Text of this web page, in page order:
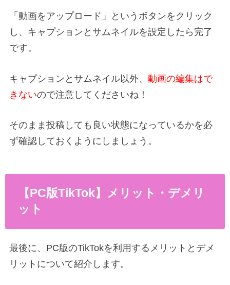
「動画をアップロード」というボタンをクリック
し、キャプションとサムネイルを設定したら完了
です。
キャプションとサムネイル以外、 動画の編集はで
きないので注意してくださいね！
そのまま投稿しても良い状態になっているかを必
ず確認しておくようにしましょう。
【PC版TikTok】メリット・デメリ
ット
最後に、PC版のTikTokを利用するメリットとデメ
リットについて紹介します。